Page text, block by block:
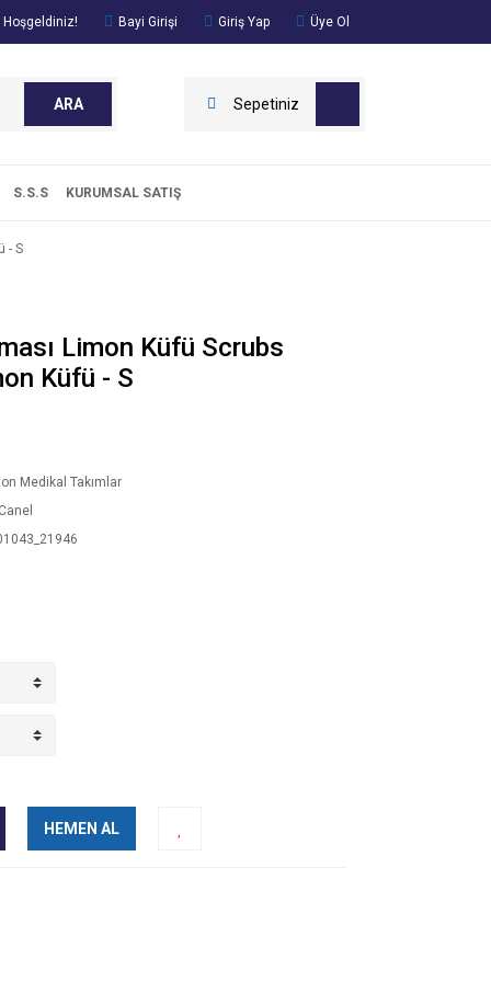
Hoşgeldiniz! Bayi Girişi Giriş Yap Üye Ol
ARA Sepetiniz
S.S.S KURUMSAL SATIŞ
- S
Limon Küfü Scrubs
Küfü - S
Medikal Takımlar
HEMEN AL